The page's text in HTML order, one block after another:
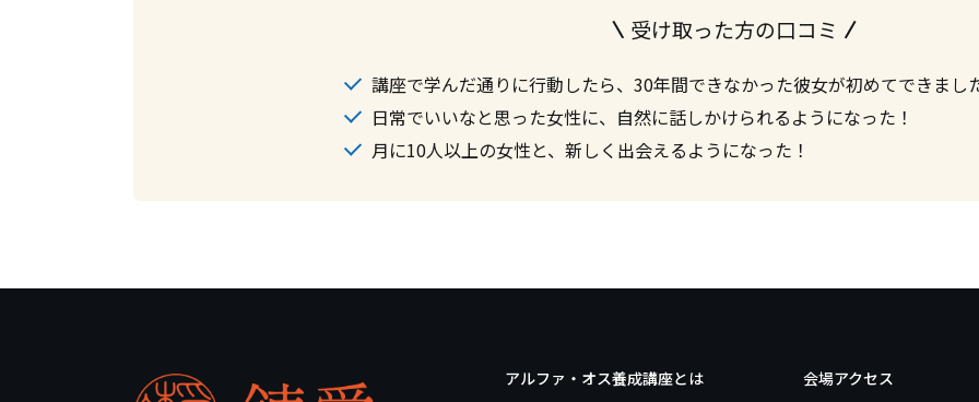
受け取った方の口コミ
講座で学んだ通りに行動したら、30年間できなかった彼女が初めてできまし
日常でいいなと思った女性に、自然に話しかけられるようになった！
月に10人以上の女性と、新しく出会えるようになった！
アルファ・オス養成講座とは 会場アクセス